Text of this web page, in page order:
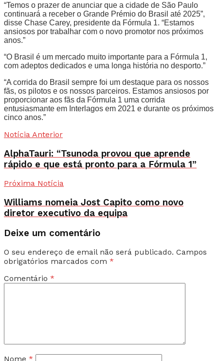
“Temos o prazer de anunciar que a cidade de São Paulo
continuará a receber o Grande Prémio do Brasil até 2025”,
disse Chase Carey, presidente da Fórmula 1. “Estamos
ansiosos por trabalhar com o novo promotor nos próximos
anos.”
“O Brasil é um mercado muito importante para a Fórmula 1,
com adeptos dedicados e uma longa história no desporto.”
“A corrida do Brasil sempre foi um destaque para os nossos
fãs, os pilotos e os nossos parceiros. Estamos ansiosos por
proporcionar aos fãs da Fórmula 1 uma corrida
entusiasmante em Interlagos em 2021 e durante os próximos
cinco anos.”
Notícia Anterior
AlphaTauri: “Tsunoda provou que aprende
rápido e que está pronto para a Fórmula 1”
Próxima Notícia
Williams nomeia Jost Capito como novo
diretor executivo da equipa
Deixe um comentário
O seu endereço de email não será publicado. Campos
obrigatórios marcados com *
Comentário *
Nome *